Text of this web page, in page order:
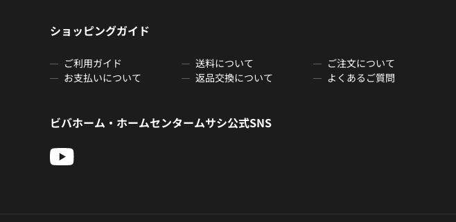
ショッピングガイド
ご利用ガイド 送料について
ご注文について
お支払いについて
返品交換について よくあるご質問
ビバホーム・ホームセンタームサシ公式SNS